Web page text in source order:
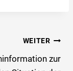
WEITER
zur